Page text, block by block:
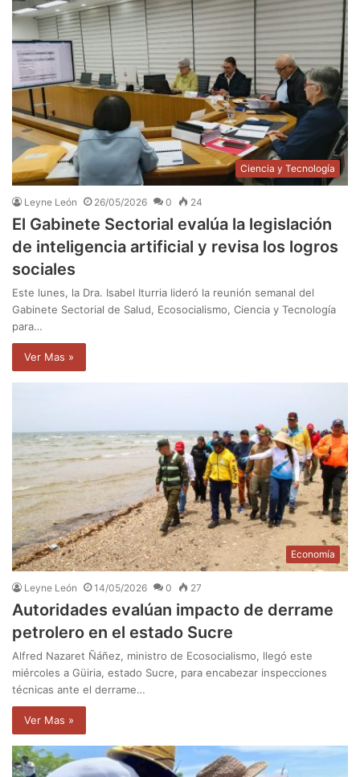
Ciencia y Tecnología
Leyne León 26/05/2026 0 24
El Gabinete Sectorial evalúa la legislación
de inteligencia artificial y revisa los logros
sociales
Este lunes, la Dra. Isabel Iturria lideró la reunión semanal del
Gabinete Sectorial de Salud, Ecosocialismo, Ciencia y Tecnología
para…
Ver Mas »
Economía
Leyne León 14/05/2026 0 27
Autoridades evalúan impacto de derrame
petrolero en el estado Sucre
Alfred Nazaret Ñáñez, ministro de Ecosocialismo, llegó este
miércoles a Güiria, estado Sucre, para encabezar inspecciones
técnicas ante el derrame…
Ver Mas »